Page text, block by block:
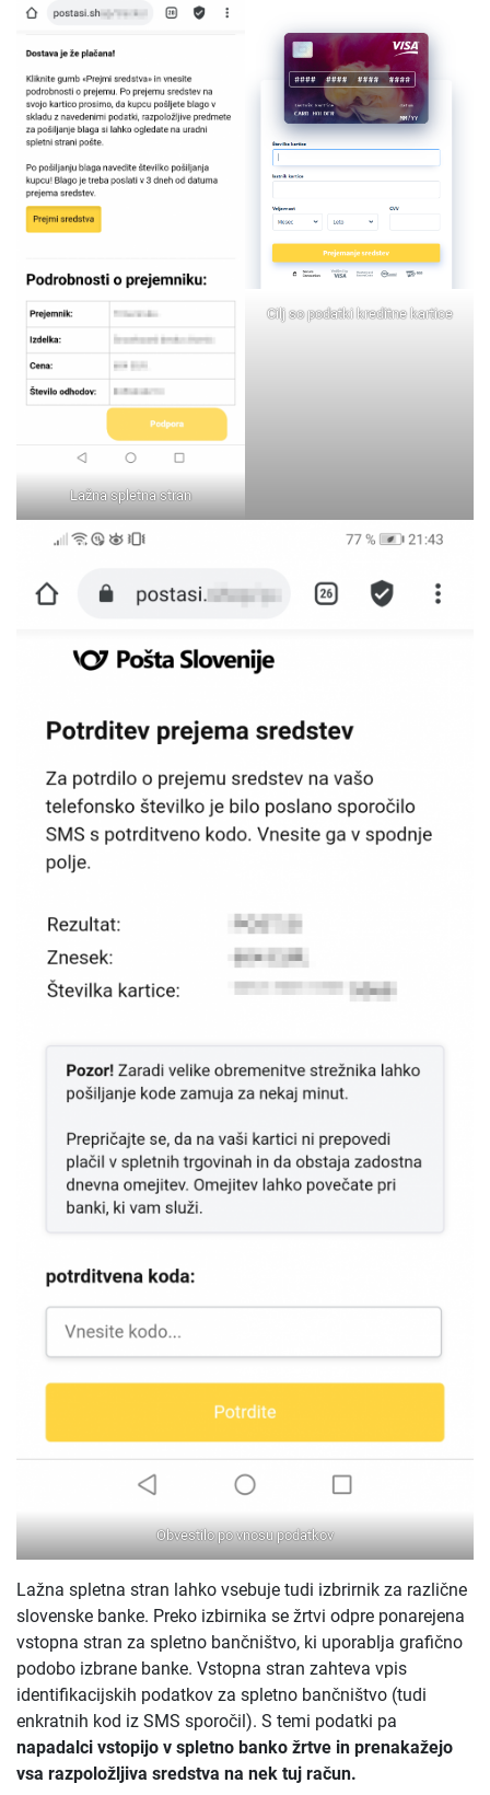
Lažna spletna stran
Cilj so podatki kreditne kartice
Obvestilo po vnosu podatkov
Lažna spletna stran lahko vsebuje tudi izbrirnik za različne
slovenske banke. Preko izbirnika se žrtvi odpre ponarejena
vstopna stran za spletno bančništvo, ki uporablja grafično
podobo izbrane banke. Vstopna stran zahteva vpis
identifikacijskih podatkov za spletno bančništvo (tudi
enkratnih kod iz SMS sporočil). S temi podatki pa
napadalci vstopijo v spletno banko žrtve in prenakažejo
vsa razpoložljiva sredstva na nek tuj račun.